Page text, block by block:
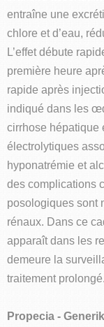
entraîne une
chlore et d’eau,
L’effet débute
première heure
rapide après
indiqué dans les
cirrhose hépatique
électrolytiques
hyponatrémie et
des complications
posologiques sont
rénaux. Dans ce
apparaît dans les
demeure la
traitement prolongé.
Propecia -